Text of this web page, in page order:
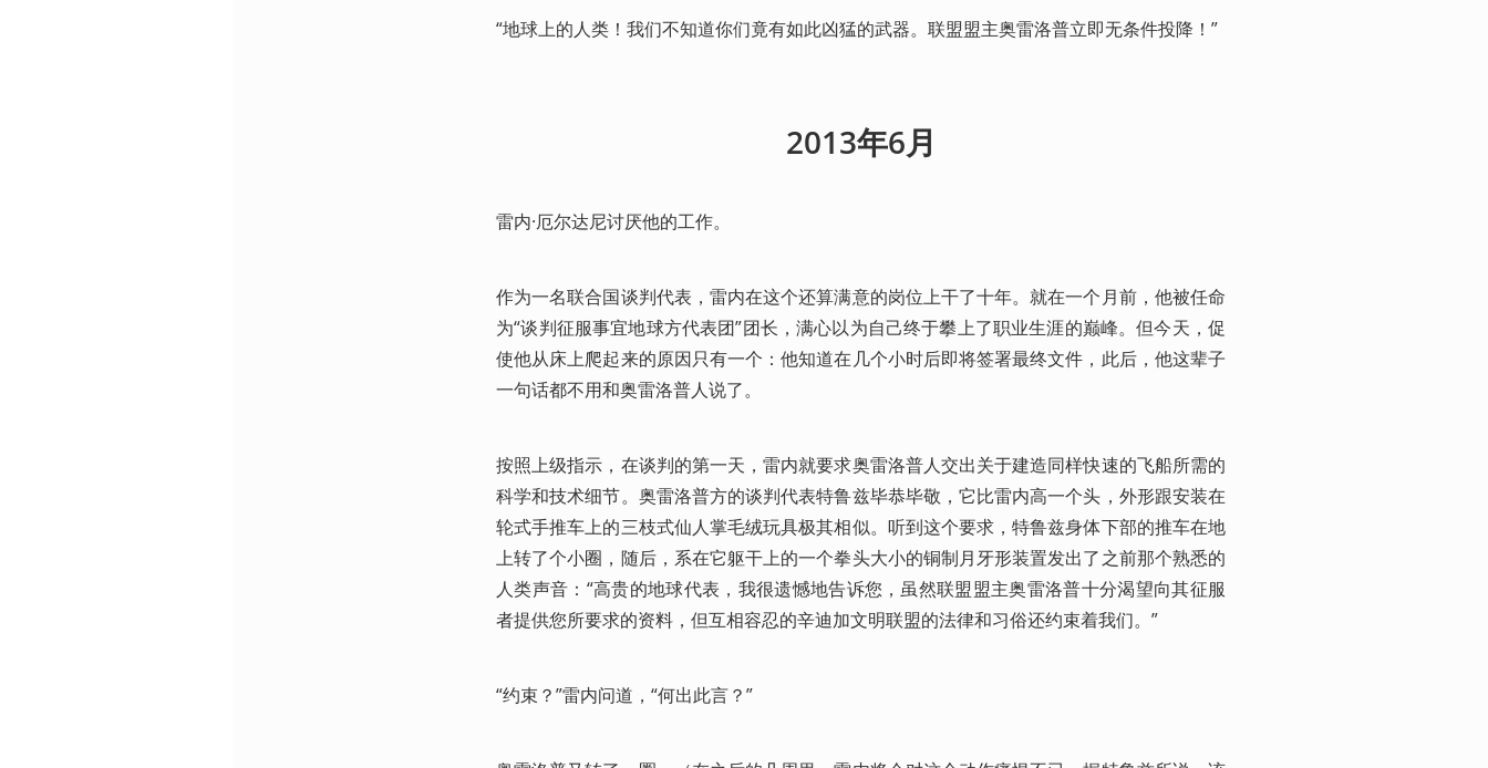
“地球上的人类！我们不知道你们竟有如此凶猛的武器。联盟盟主奥雷洛普立即无条件投降！”
2013年6月
雷内·厄尔达尼讨厌他的工作。
作为一名联合国谈判代表，雷内在这个还算满意的岗位上干了十年。就在一个月前，他被任命
为“谈判征服事宜地球方代表团”团长，满心以为自己终于攀上了职业生涯的巅峰。但今天，促
使他从床上爬起来的原因只有一个：他知道在几个小时后即将签署最终文件，此后，他这辈子
一句话都不用和奥雷洛普人说了。
按照上级指示，在谈判的第一天，雷内就要求奥雷洛普人交出关于建造同样快速的飞船所需的
科学和技术细节。奥雷洛普方的谈判代表特鲁兹毕恭毕敬，它比雷内高一个头，外形跟安装在
轮式手推车上的三枝式仙人掌毛绒玩具极其相似。听到这个要求，特鲁兹身体下部的推车在地
上转了个小圈，随后，系在它躯干上的一个拳头大小的铜制月牙形装置发出了之前那个熟悉的
人类声音：“高贵的地球代表，我很遗憾地告诉您，虽然联盟盟主奥雷洛普十分渴望向其征服
者提供您所要求的资料，但互相容忍的辛迪加文明联盟的法律和习俗还约束着我们。”
“约束？”雷内问道，“何出此言？”